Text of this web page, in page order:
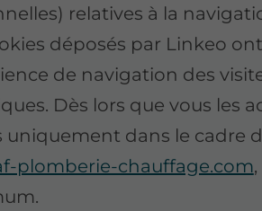
relatives à la
déposés par Linkeo
de navigation des
Dès lors que vous les
uniquement dans le cadre
plomberie-chauffage.com